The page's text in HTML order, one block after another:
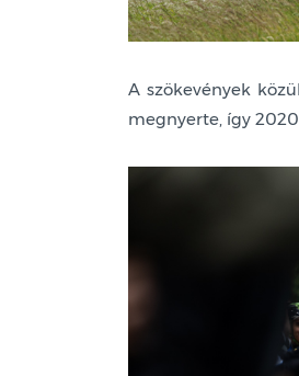
A szökevények
megnyerte, így